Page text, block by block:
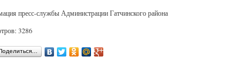
пресс-службы Администрации Гатчинского района
3286